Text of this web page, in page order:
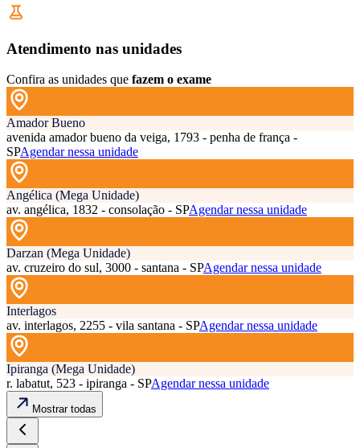
Atendimento nas unidades
Confira as unidades que fazem o exame
Amador Bueno
avenida amador bueno da veiga, 1793 - penha de frança -
SPAgendar nessa unidade
Angélica (Mega Unidade)
av. angélica, 1832 - consolação - SPAgendar nessa unidade
Darzan (Mega Unidade)
av. cruzeiro do sul, 3000 - santana - SPAgendar nessa unidade
Interlagos
av. interlagos, 2255 - vila santana - SPAgendar nessa unidade
Ipiranga (Mega Unidade)
r. labatut, 523 - ipiranga - SPAgendar nessa unidade
Mostrar todas